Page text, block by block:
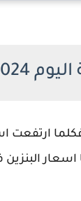
2024
ارتفعت